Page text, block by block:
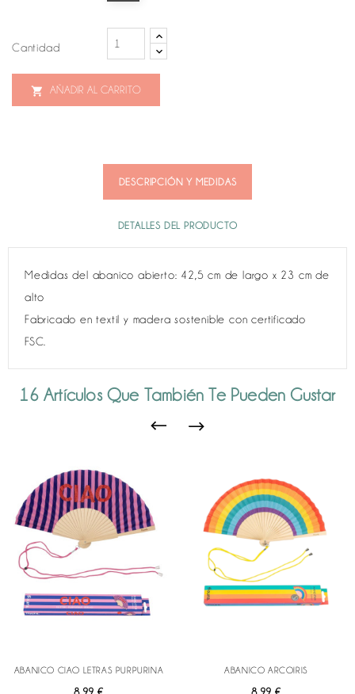
Cantidad
 AÑADIR AL CARRITO
DESCRIPCIÓN Y MEDIDAS
DETALLES DEL PRODUCTO
Medidas del abanico abierto: 42,5 cm de largo x 23 cm de
alto
Fabricado en textil y madera sostenible con certificado
FSC.
16 Artículos Que También Te Pueden Gustar
ABANICO CIAO LETRAS PURPURINA
Precio
8,99 €
ABANICO ARCOIRIS
Precio
8,99 €